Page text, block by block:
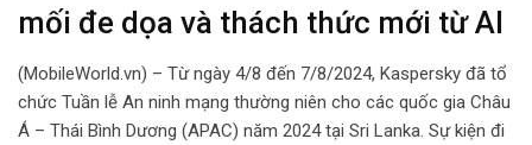
mối đe dọa và thách thức mới từ AI
(MobileWorld.vn) – Từ ngày 4/8 đến 7/8/2024, Kaspersky đã tổ
chức Tuần lễ An ninh mạng thường niên cho các quốc gia Châu
Á – Thái Bình Dương (APAC) năm 2024 tại Sri Lanka. Sự kiện đi